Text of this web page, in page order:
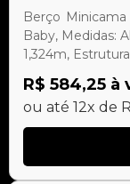
Berço
Baby, Medidas:
1,324m,
R$ 584,25 à
ou até 12x de